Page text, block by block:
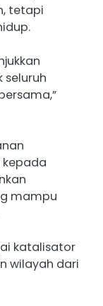
tetapi
seluruh
mampu
katalisator
wilayah dari